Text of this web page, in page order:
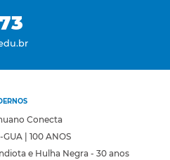
Conecta
GUA | 100 ANOS
e Hulha Negra - 30 anos